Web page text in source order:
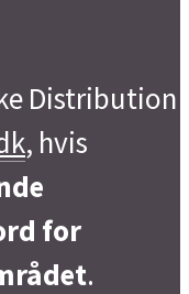
Distribution
, hvis
for
.